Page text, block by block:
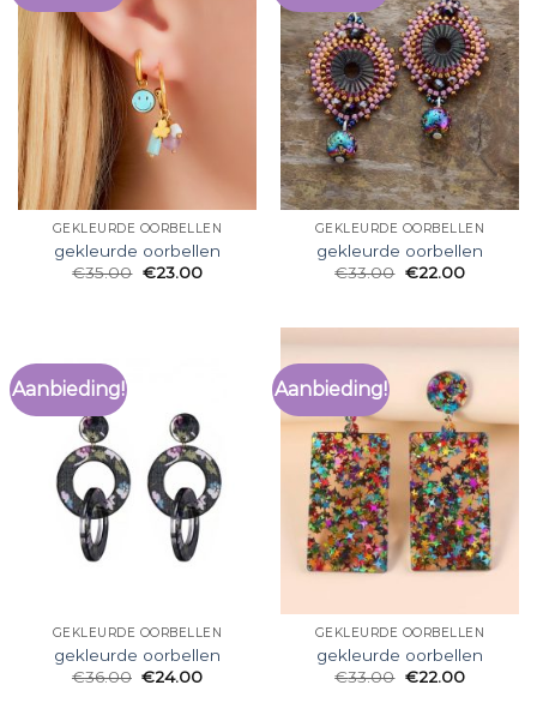
GEKLEURDE OORBELLEN
gekleurde oorbellen
€35.00 €23.00
GEKLEURDE OORBELLEN
gekleurde oorbellen
€33.00 €22.00
Aanbieding!
GEKLEURDE OORBELLEN
gekleurde oorbellen
€36.00 €24.00
Aanbieding!
GEKLEURDE OORBELLEN
gekleurde oorbellen
€33.00 €22.00